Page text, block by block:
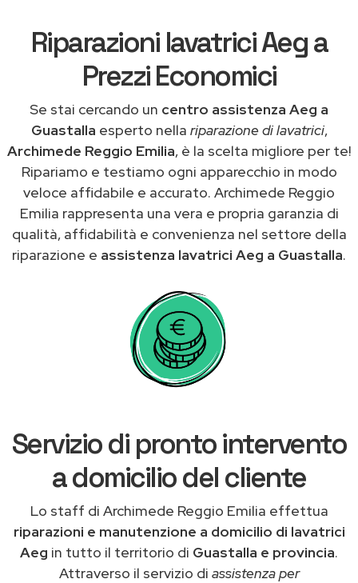
Riparazioni lavatrici Aeg a
Prezzi Economici
Se stai cercando un centro assistenza Aeg a
Guastalla esperto nella riparazione di lavatrici,
Archimede Reggio Emilia, è la scelta migliore per te!
Ripariamo e testiamo ogni apparecchio in modo
veloce affidabile e accurato. Archimede Reggio
Emilia rappresenta una vera e propria garanzia di
qualità, affidabilità e convenienza nel settore della
riparazione e assistenza lavatrici Aeg a Guastalla.
Servizio di pronto intervento
a domicilio del cliente
Lo staff di Archimede Reggio Emilia effettua
riparazioni e manutenzione a domicilio di lavatrici
Aeg in tutto il territorio di Guastalla e provincia.
Attraverso il servizio di assistenza per